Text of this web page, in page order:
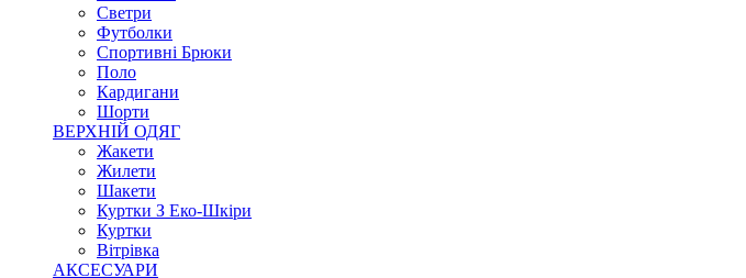
Светри
Футболки
Спортивні Брюки
Поло
Кардигани
Шорти
ВЕРХНІЙ ОДЯГ
Жакети
Жилети
Шакети
Куртки З Еко-Шкіри
Куртки
Вітрівка
АКСЕСУАРИ